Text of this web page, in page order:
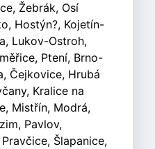
Žebrák, Osí
Hostýn?, Kojetín-
Lukov-Ostroh,
Ptení, Brno-
Čejkovice, Hrubá
Kralice na
Mistřín, Modrá,
Pavlov,
Šlapanice,